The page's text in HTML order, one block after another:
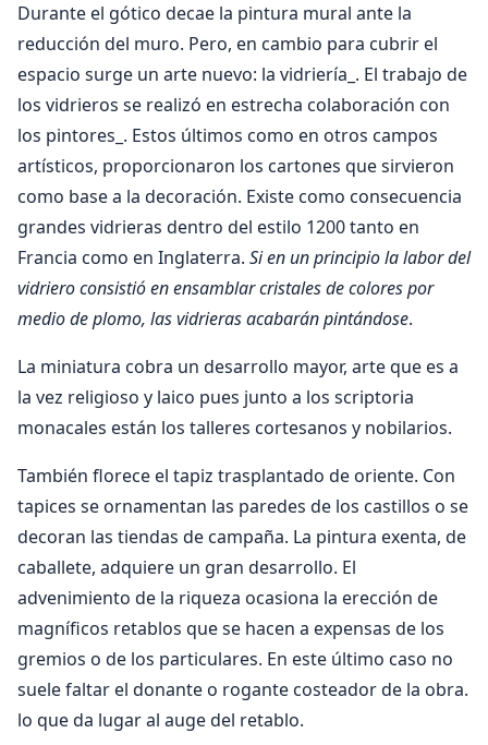
Durante el gótico decae la pintura mural ante la
reducción del muro. Pero, en cambio para cubrir el
espacio surge un arte nuevo: la vidriería_. El trabajo de
los vidrieros se realizó en estrecha colaboración con
los pintores_. Estos últimos como en otros campos
artísticos, proporcionaron los cartones que sirvieron
como base a la decoración. Existe como consecuencia
grandes vidrieras dentro del estilo 1200 tanto en
Francia como en Inglaterra. Si en un principio la labor del
vidriero consistió en ensamblar cristales de colores por
medio de plomo, las vidrieras acabarán pintándose.
La miniatura cobra un desarrollo mayor, arte que es a
la vez religioso y laico pues junto a los scriptoria
monacales están los talleres cortesanos y nobilarios.
También florece el tapiz trasplantado de oriente. Con
tapices se ornamentan las paredes de los castillos o se
decoran las tiendas de campaña. La pintura exenta, de
caballete, adquiere un gran desarrollo. El
advenimiento de la riqueza ocasiona la erección de
magníficos retablos que se hacen a expensas de los
gremios o de los particulares. En este último caso no
suele faltar el donante o rogante costeador de la obra.
lo que da lugar al auge del retablo.